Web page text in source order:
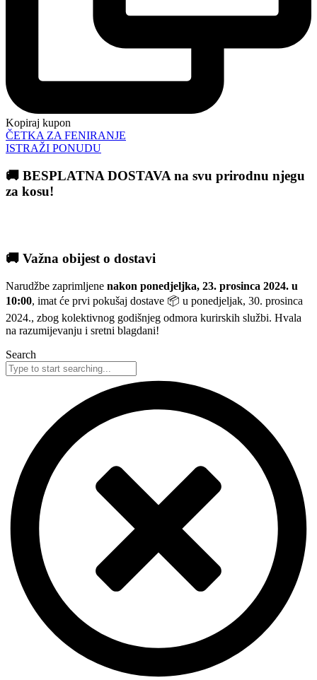
Kopiraj kupon
ČETKA ZA FENIRANJE
ISTRAŽI PONUDU
🚚 BESPLATNA DOSTAVA na svu prirodnu njegu
za kosu!
🚚 Važna obijest o dostavi
Narudžbe zaprimljene nakon ponedjeljka, 23. prosinca 2024. u
10:00, imat će prvi pokušaj dostave 📦 u ponedjeljak, 30. prosinca
2024., zbog kolektivnog godišnjeg odmora kurirskih službi. Hvala
na razumijevanju i sretni blagdani!
Search